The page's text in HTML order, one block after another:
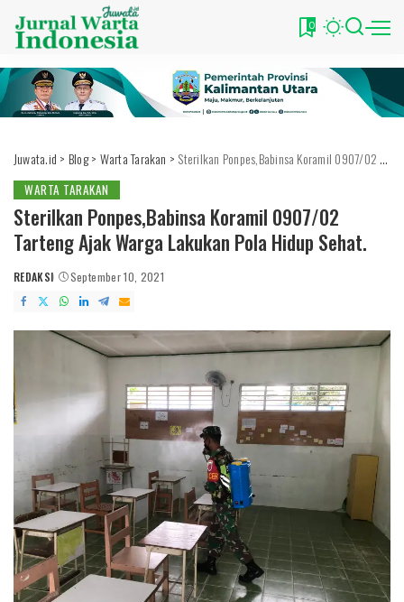
0
Juwata.id > Blog> Warta Tarakan > Sterilkan Ponpes,Babinsa Koramil 0907/02 Tarteng Ajak Warga Lakukan Pola Hidup Sehat.
WARTA TARAKAN
Sterilkan Ponpes,Babinsa Koramil 0907/02
Tarteng Ajak Warga Lakukan Pola Hidup Sehat.
POSTED
BY
REDAKSI September 10, 2021